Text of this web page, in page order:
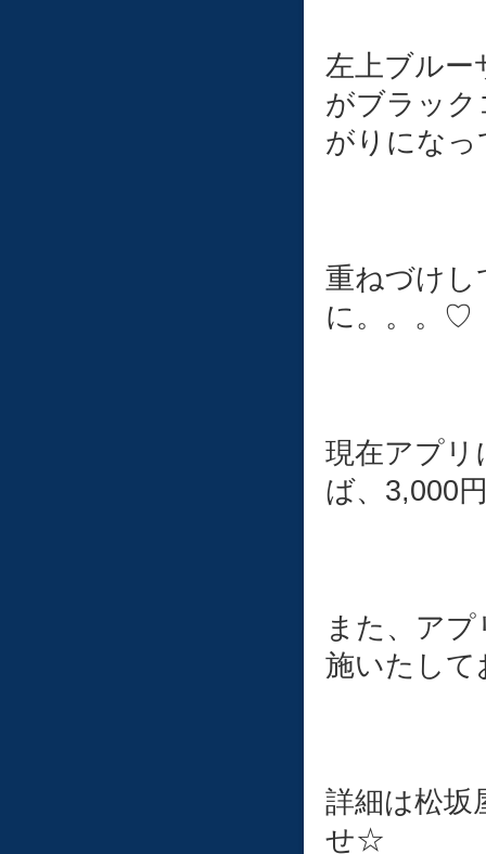
左上ブル
がブラッ
がりにな
重ねづけし
に。。。♡
現在アプリ
ば、3,000
また、ア
施いたして
詳細は松坂
せ☆